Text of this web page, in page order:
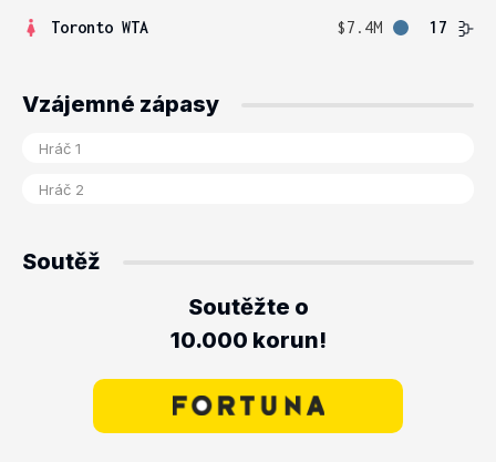
Toronto WTA
$7.4M 17
Vzájemné zápasy
Soutěž
Soutěžte o
10.000 korun!